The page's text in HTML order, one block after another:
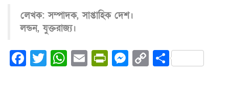
লেখক: সম্পাদক, সাপ্তাহিক দেশ।
লন্ডন, যুক্তরাজ্য।
Facebook
Twitter
WhatsApp
EmailPrintFriendly
Messenger
CopyShare